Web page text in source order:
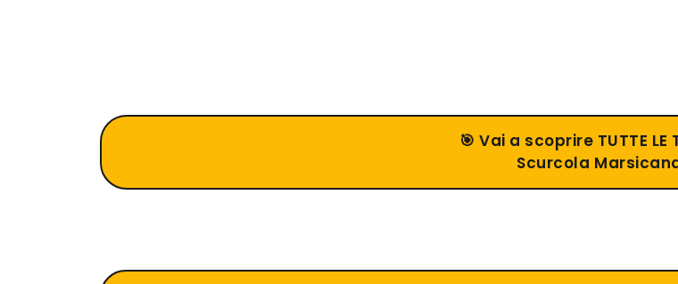
🎯 Vai a scoprire TUTTE LE
Scurcola